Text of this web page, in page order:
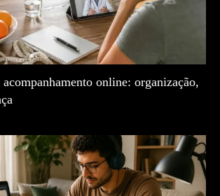
online: organização,